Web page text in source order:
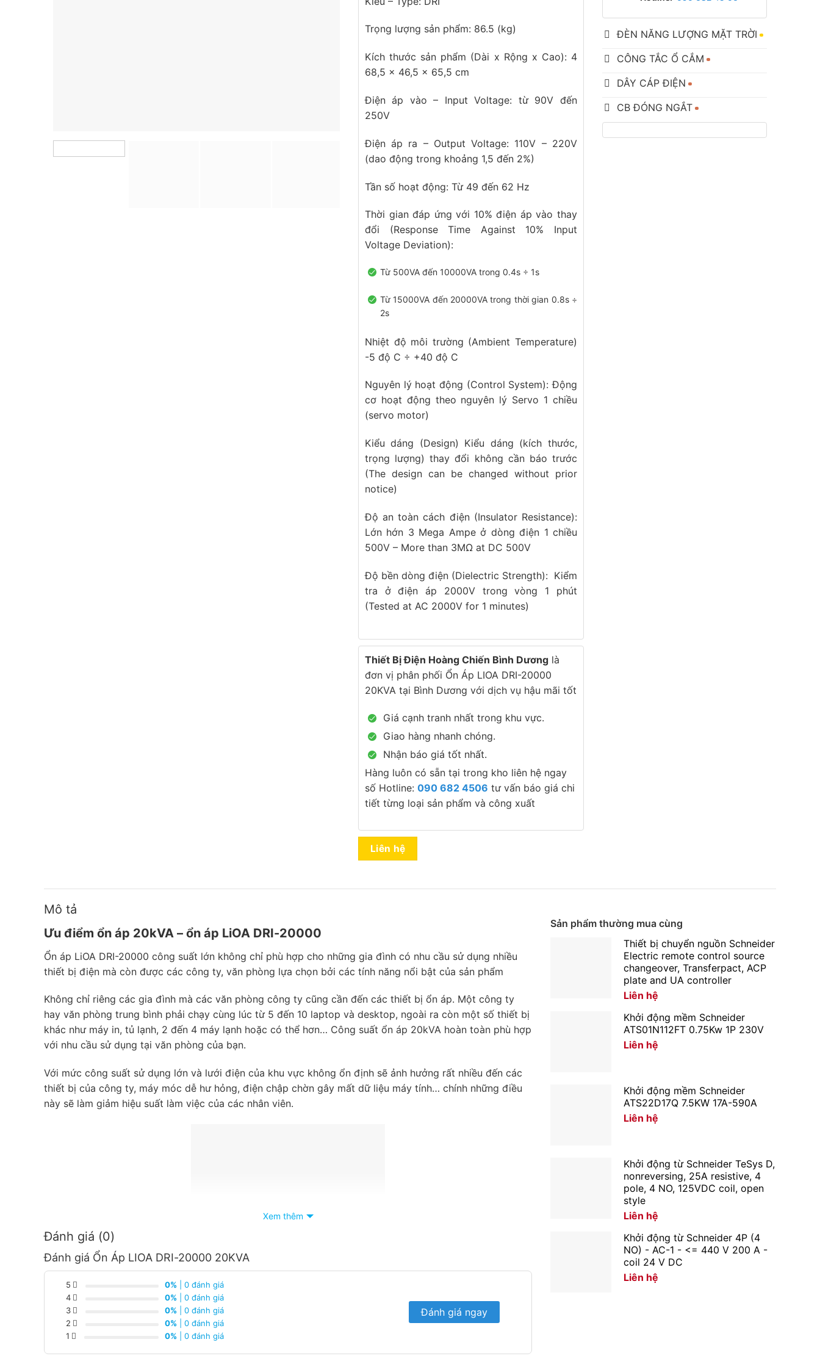
Trọng lượng sản phẩm: 86.5 (kg)
Kích thước sản phẩm (Dài x Rộng x Cao): 4
68,5 x 46,5 x 65,5 cm
Điện áp vào – Input Voltage: từ 90V đến
250V
Điện áp ra – Output Voltage: 110V – 220V
(dao động trong khoảng 1,5 đến 2%)
Tần số hoạt động: Từ 49 đến 62 Hz
Thời gian đáp ứng với 10% điện áp vào thay
đổi (Response Time Against 10% Input
Voltage Deviation):
Từ 500VA đến 10000VA trong 0.4s ÷ 1s
Từ 15000VA đến 20000VA trong thời gian 0.8s ÷
2s
Nhiệt độ môi trường (Ambient Temperature)
-5 độ C ÷ +40 độ C
Nguyên lý hoạt động (Control System): Động
cơ hoạt động theo nguyên lý Servo 1 chiều
(servo motor)
Kiểu dáng (Design) Kiểu dáng (kích thước,
trọng lượng) thay đổi không cần báo trước
(The design can be changed without prior
notice)
Độ an toàn cách điện (Insulator Resistance):
Lớn hớn 3 Mega Ampe ở dòng điện 1 chiều
500V – More than 3MΩ at DC 500V
Độ bền dòng điện (Dielectric Strength): Kiểm
tra ở điện áp 2000V trong vòng 1 phút
(Tested at AC 2000V for 1 minutes)
Thiết Bị Điện Hoàng Chiến Bình Dương là
đơn vị phân phối Ổn Áp LIOA DRI-20000
20KVA tại Bình Dương với dịch vụ hậu mãi tốt
Giá cạnh tranh nhất trong khu vực.
Giao hàng nhanh chóng.
Nhận báo giá tốt nhất.
Hàng luôn có sẵn tại trong kho liên hệ ngay
số Hotline: 090 682 4506 tư vấn báo giá chi
tiết từng loại sản phẩm và công xuất
Liên hệ
ĐÈN NĂNG LƯỢNG MẶT TRỜI
CÔNG TẮC Ổ CẮM
DÂY CÁP ĐIỆN
CB ĐÓNG NGẮT
Mô tả
Ưu điểm ổn áp 20kVA – ổn áp LiOA DRI-20000
Ổn áp LiOA DRI-20000 công suất lớn không chỉ phù hợp cho những gia đình có nhu cầu sử dụng nhiều
thiết bị điện mà còn được các công ty, văn phòng lựa chọn bởi các tính năng nổi bật của sản phẩm
Không chỉ riêng các gia đình mà các văn phòng công ty cũng cần đến các thiết bị ổn áp. Một công ty
hay văn phòng trung bình phải chạy cùng lúc từ 5 đến 10 laptop và desktop, ngoài ra còn một số thiết bị
khác như máy in, tủ lạnh, 2 đến 4 máy lạnh hoặc có thể hơn… Công suất ổn áp 20kVA hoàn toàn phù hợp
với nhu cầu sử dụng tại văn phòng của bạn.
Với mức công suất sử dụng lớn và lưới điện của khu vực không ổn định sẽ ảnh hưởng rất nhiều đến các
thiết bị của công ty, máy móc dễ hư hỏng, điện chập chờn gây mất dữ liệu máy tính… chính những điều
này sẽ làm giảm hiệu suất làm việc của các nhân viên.
Thiết kế chắc chắn với bánh xe có khóa bên
dưới giúp bạn dễ dàng di chuyển
Xem thêm
Đánh giá (0)
Đánh giá Ổn Áp LIOA DRI-20000 20KVA
5 0% | 0 đánh giá
4
0% | 0 đánh giá
3
0% | 0 đánh giá
2
0% | 0 đánh giá
1
0% | 0 đánh giá
Đánh giá ngay
Sản phẩm thường mua cùng
Thiết bị chuyển nguồn Schneider
Electric remote control source
changeover, Transferpact, ACP
plate and UA controller
Liên hệ
Khởi động mềm Schneider
ATS01N112FT 0.75Kw 1P 230V
Liên hệ
Khởi động mềm Schneider
ATS22D17Q 7.5KW 17A-590A
Liên hệ
Khởi động từ Schneider TeSys D,
nonreversing, 25A resistive, 4
pole, 4 NO, 125VDC coil, open
style
Liên hệ
Khởi động từ Schneider 4P (4
NO) - AC-1 - <= 440 V 200 A -
coil 24 V DC
Liên hệ